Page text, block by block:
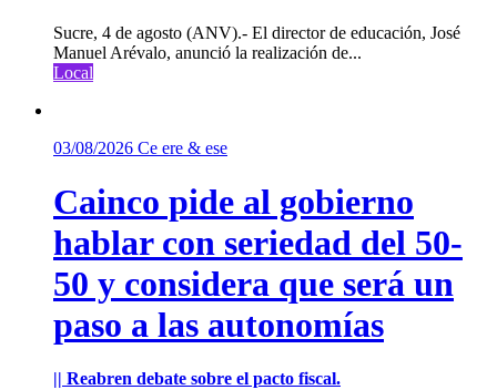
Sucre, 4 de agosto (ANV).- El director de educación, José
Manuel Arévalo, anunció la realización de...
Local
03/08/2026 Ce ere & ese
Cainco pide al gobierno
hablar con seriedad del 50-
50 y considera que será un
paso a las autonomías
|| Reabren debate sobre el pacto fiscal.